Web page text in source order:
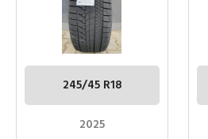
245/45 R18
2025